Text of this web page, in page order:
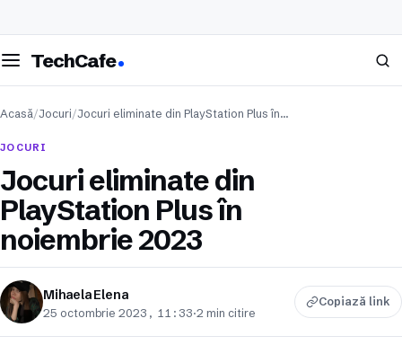
meniul
TechCafe Caută
Acasă/Jocuri/Jocuri eliminate din PlayStation Plus în…
JOCURI
Jocuri eliminate din
PlayStation Plus în
noiembrie 2023
Mihaela Elena
25 octombrie 2023, 11:33·2 min citire
Copiază link